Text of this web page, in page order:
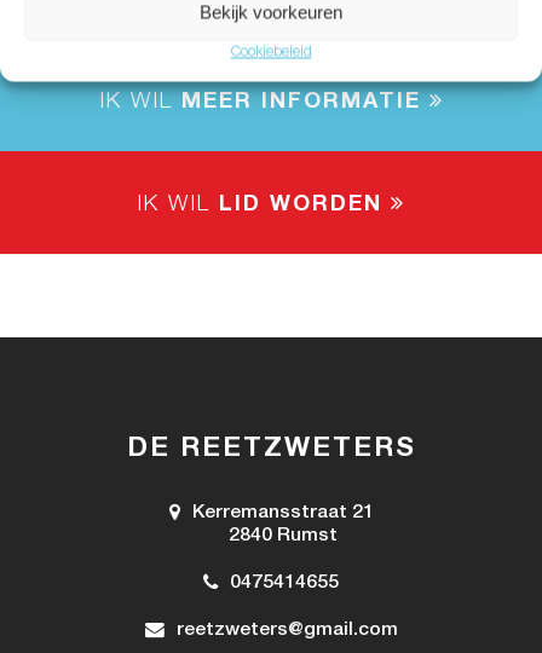
Bekijk voorkeuren
Cookiebeleid
IK WIL MEER INFORMATIE
IK WIL LID WORDEN
DE REETZWETERS
Kerremansstraat 21
2840 Rumst
0475414655
reetzweters@gmail.com